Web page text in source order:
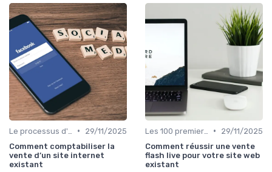
•
29/11/2025
Comment comptabiliser la
vente d’un site internet
existant
•
29/11/2025
Comment réussir une vente
flash live pour votre site web
existant